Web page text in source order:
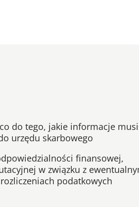
do tego, jakie informacje
urzędu skarbowego
finansowej,
w związku z
podatkowych